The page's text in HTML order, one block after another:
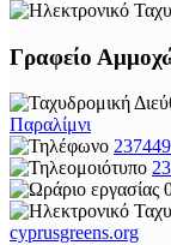
Γραφείο
Παραλίμνι
cyprusgreens.org